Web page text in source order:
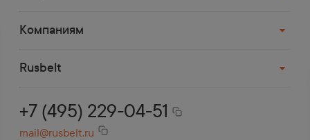
Компаниям
Rusbelt
+7 (495) 229-04-51
mail@rusbelt.ru